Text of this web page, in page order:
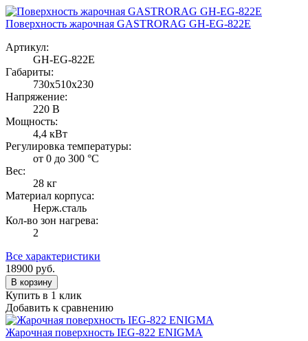
Поверхность жарочная GASTRORAG GH-EG-822E
Артикул:
GH-EG-822E
Габариты:
730х510х230
Напряжение:
220 В
Мощность:
4,4 кВт
Регулировка температуры:
от 0 до 300 °С
Вес:
28 кг
Материал корпуса:
Нерж.сталь
Кол-во зон нагрева:
2
Все характеристики
18900 руб.
В корзину
Купить в 1 клик
Добавить к сравнению
Жарочная поверхность IEG-822 ENIGMA